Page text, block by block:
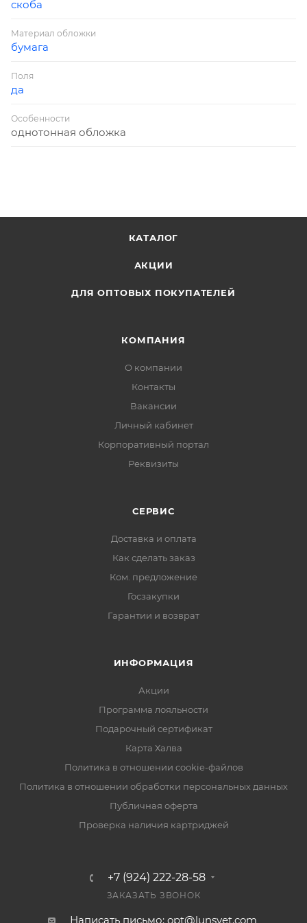
скоба
Материал обложки
бумага
Поля
да
Особенности
однотонная обложка
КАТАЛОГ
АКЦИИ
ДЛЯ ОПТОВЫХ ПОКУПАТЕЛЕЙ
КОМПАНИЯ
О компании
Контакты
Вакансии
Личный кабинет
Корпоративный портал
Реквизиты
СЕРВИС
Доставка и оплата
Как сделать заказ
Ком. предложение
Госзакупки
Гарантии и возврат
ИНФОРМАЦИЯ
Акции
Программа лояльности
Подарочный сертификат
Карта Халва
Политика в отношении cookie-файлов
Политика в отношении обработки персональных данных
Публичная оферта
Проверка наличия картриджей
+7 (924) 222-28-58
ЗАКАЗАТЬ ЗВОНОК
Написать письмо: opt@lunsvet.com